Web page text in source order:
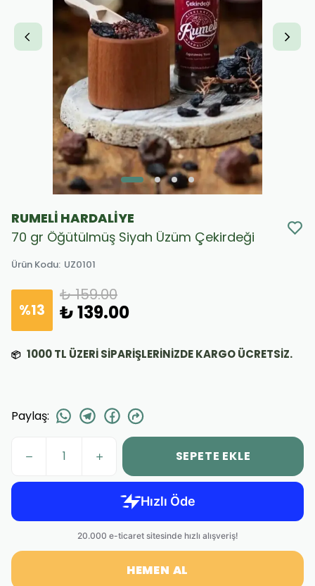
RUMELİ HARDALİYE
70 gr Öğütülmüş Siyah Üzüm Çekirdeği
Ürün Kodu: UZ0101
%13
₺ 159.00
₺ 139.00
📦 1000TL ÜZERİ SİPARİŞLERİNİZDE KARGO ÜCRETSİZ.
Paylaş:
SEPETE EKLE
HEMEN AL